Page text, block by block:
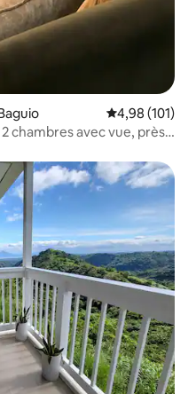
Évaluation
4,98 (101)
chambres avec vue, près